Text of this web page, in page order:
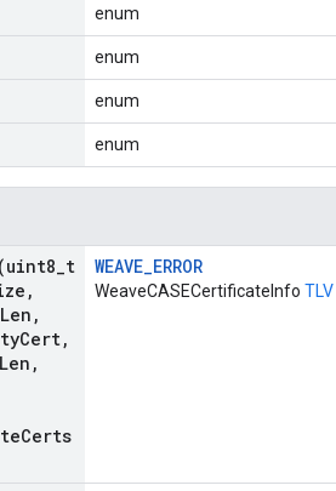
enum
enum
enum
enum
(uint8 t
,
Len ,
Cert,
Len ,
Certs
WEAVE_ERROR
WeaveCASECertificateInfo TLV